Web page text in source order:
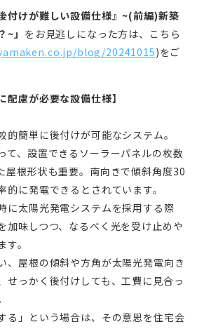
付けが難しい設備仕様』~(前編)新築
」 をお見逃しになった方は、こちら
blog/20241015)をご
配慮が必要な設備仕様】
的簡単に後付けが可能なシステム。
て、設置できるソーラーパネルの枚数
屋根形状も重要。南向きで傾斜角度30
に発電できるとされています。
に太陽光発電システムを採用する際
加味しつつ、なるべく光を受け止めや
。
、屋根の傾斜や方角が太陽光発電向き
せっかく後付けしても、工費に見合っ
る」という場合は、その意思を住宅会